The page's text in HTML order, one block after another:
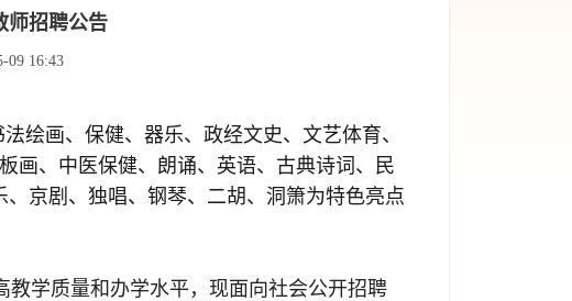
师招聘公告
09 16:43
绘画、保健、器乐、政经文史、文艺体育、
画、中医保健、朗诵、英语、古典诗词、民
京剧、独唱、钢琴、二胡、洞箫为特色亮点
学质量和办学水平，现面向社会公开招聘